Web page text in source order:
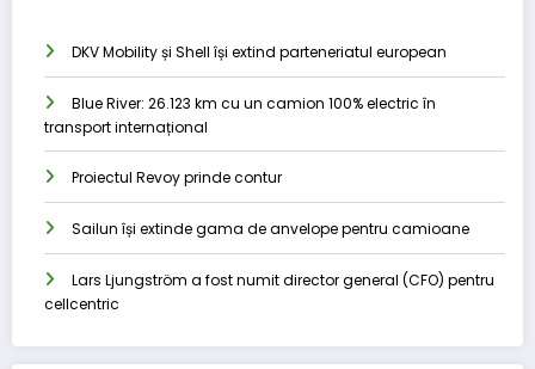
DKV Mobility și Shell își extind parteneriatul european
Blue River: 26.123 km cu un camion 100% electric în
transport internațional
Proiectul Revoy prinde contur
Sailun își extinde gama de anvelope pentru camioane
Lars Ljungström a fost numit director general (CFO) pentru
cellcentric